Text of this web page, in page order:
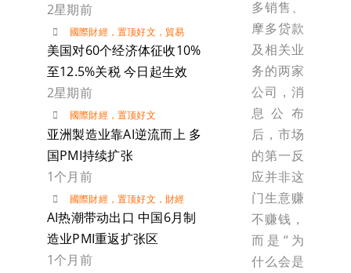
2星期前
國際財經， 置顶好文 ， 貿易
美国对60个经济体征收10%
至12.5%关税 今日起生效
2星期前
國際財經， 置顶好文
亚洲製造业靠AI逆流而上 多
国PMI持续扩张
1个月前
國際財經， 置顶好文 ，財經
AI热潮带动出口 中国6月制
造业PMI重返扩张区
1个月前
多销售、
摩多贷款
及相关业
务的两家
公司，消
息公布
后，市场
的第一反
应并非这
门生意赚
不赚钱，
而是“为
什么会是